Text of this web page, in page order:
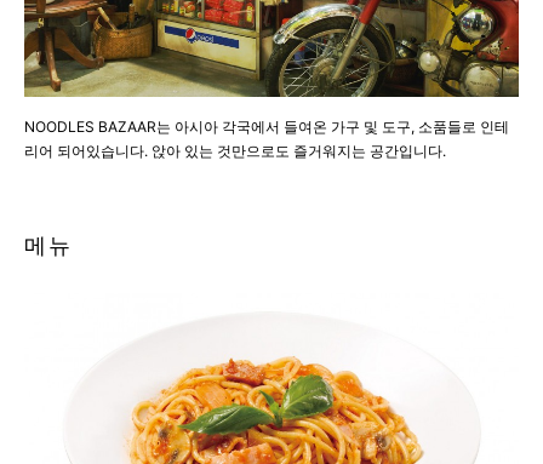
NOODLES BAZAAR는 아시아 각국에서 들여온 가구 및 도구, 소품들로 인테
리어 되어있습니다. 앉아 있는 것만으로도 즐거워지는 공간입니다.
메뉴